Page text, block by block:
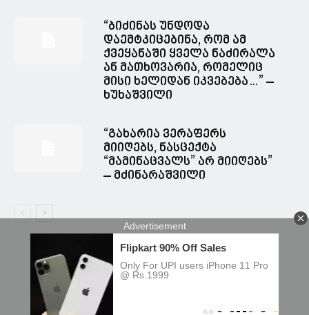
“ბიძინას უნდოდა
დაემტკიცებინა, რომ ამ
ქვეყანაში ყველა ნაძირალა
ან მათხოვარია, რომელიც
მისი ხელიდან იკვებება…” –
ხუხაშვილი
“გახარია ვერაფერს
მიიღებს, ნასცექტა
“მამინაცვალს” არ მიიღებს”
– მძინარაშვილი
© Spacesnews • სფეისნიუსი